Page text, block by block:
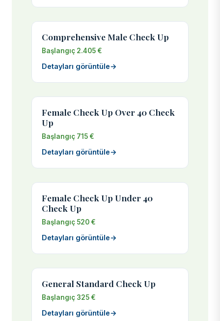
Comprehensive Male Check Up
Başlangıç 2.405 €
Detayları görüntüle→
Female Check Up Over 40 Check
Up
Başlangıç 715 €
Detayları görüntüle→
Female Check Up Under 40
Check Up
Başlangıç 520 €
Detayları görüntüle→
General Standard Check Up
Başlangıç 325 €
Detayları görüntüle→